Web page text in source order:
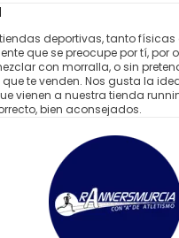
deportivas, tanto físicas
que se preocupe por tí, por
con morralla, o sin
te venden. Nos gusta la
vienen a nuestra tienda
bien aconsejados.